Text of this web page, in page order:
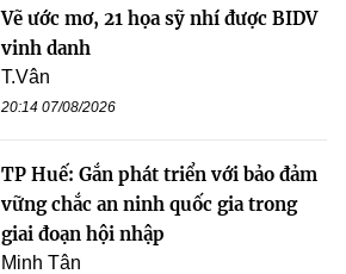
Vẽ ước mơ, 21 họa sỹ nhí được BIDV
vinh danh
T.Vân
20:14 07/08/2026
TP Huế: Gắn phát triển với bảo đảm
vững chắc an ninh quốc gia trong
giai đoạn hội nhập
Minh Tân